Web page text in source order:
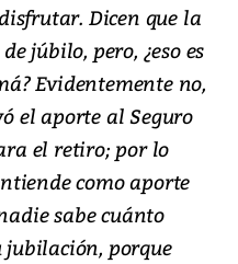
Dicen que la
júbilo, pero, ¿eso es
Evidentemente no,
el aporte al Seguro
el retiro; por lo
como aporte
sabe cuánto
porque